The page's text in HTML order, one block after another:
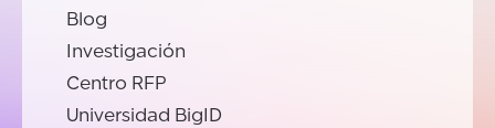
Blog
Investigación
Centro RFP
Universidad BigID